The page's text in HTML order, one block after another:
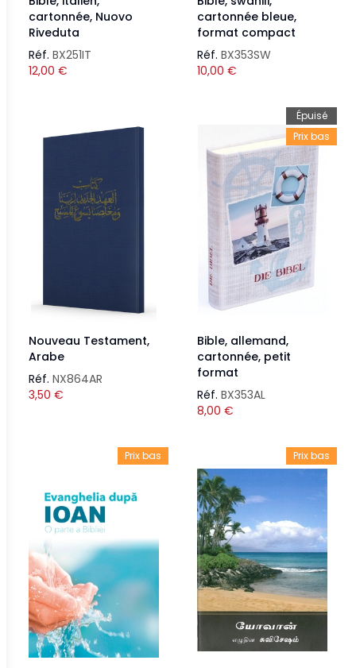
cartonnée, Nuovo
Riveduta
Réf. BX251IT
12,00 €
cartonnée bleue,
format compact
Réf. BX353SW
10,00 €
Nouveau Testament,
Arabe
Réf. NX864AR
3,50 €
Épuisé
Prix bas
Bible, allemand,
cartonnée, petit
format
Réf. BX353AL
8,00 €
Prix bas Prix bas